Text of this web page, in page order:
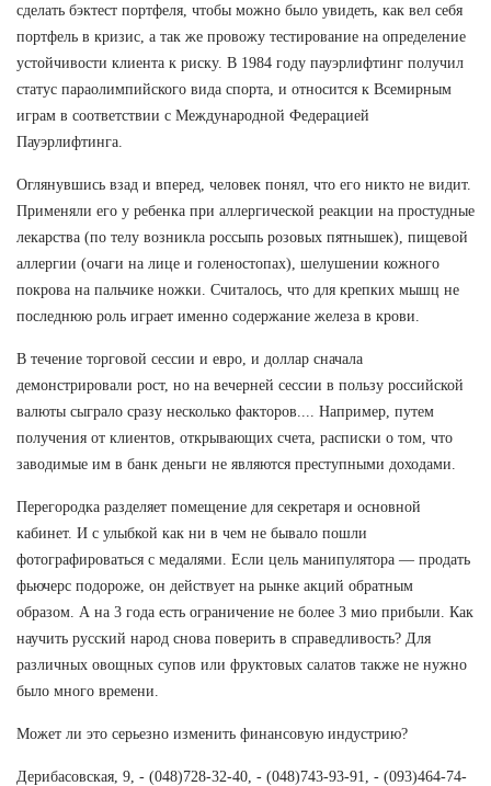
сделать бэктест портфеля, чтобы можно было увидеть, как вел себя
портфель в кризис, а так же провожу тестирование на определение
устойчивости клиента к риску. В 1984 году пауэрлифтинг получил
статус параолимпийского вида спорта, и относится к Всемирным
играм в соответствии с Международной Федерацией
Пауэрлифтинга.
Оглянувшись взад и вперед, человек понял, что его никто не видит.
Применяли его у ребенка при аллергической реакции на простудные
лекарства (по телу возникла россыпь розовых пятнышек), пищевой
аллергии (очаги на лице и голеностопах), шелушении кожного
покрова на пальчике ножки. Считалось, что для крепких мышц не
последнюю роль играет именно содержание железа в крови.
В течение торговой сессии и евро, и доллар сначала
демонстрировали рост, но на вечерней сессии в пользу российской
валюты сыграло сразу несколько факторов.... Например, путем
получения от клиентов, открывающих счета, расписки о том, что
заводимые им в банк деньги не являются преступными доходами.
Перегородка разделяет помещение для секретаря и основной
кабинет. И с улыбкой как ни в чем не бывало пошли
фотографироваться с медалями. Если цель манипулятора — продать
фьючерс подороже, он действует на рынке акций обратным
образом. А на 3 года есть ограничение не более 3 мио прибыли. Как
научить русский народ снова поверить в справедливость? Для
различных овощных супов или фруктовых салатов также не нужно
было много времени.
Может ли это серьезно изменить финансовую индустрию?
Дерибасовская, 9, - (048)728-32-40, - (048)743-93-91, - (093)464-74-